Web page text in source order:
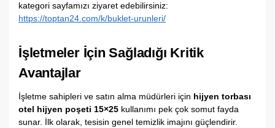
kategori sayfamızı ziyaret edebilirsiniz:
https://toptan24.com/k/buklet-urunleri/
İşletmeler İçin Sağladığı Kritik
Avantajlar
İşletme sahipleri ve satın alma müdürleri için hijyen torbası
otel hijyen poşeti 15×25 kullanımı pek çok somut fayda
sunar. İlk olarak, tesisin genel temizlik imajını güçlendirir.